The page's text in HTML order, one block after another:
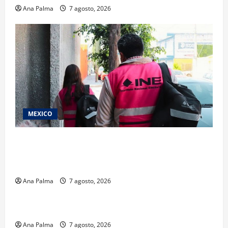
Ana Palma 7 agosto, 2026
MEXICO
Ana Palma 7 agosto, 2026
Estados Portada
Ana Palma 7 agosto, 2026